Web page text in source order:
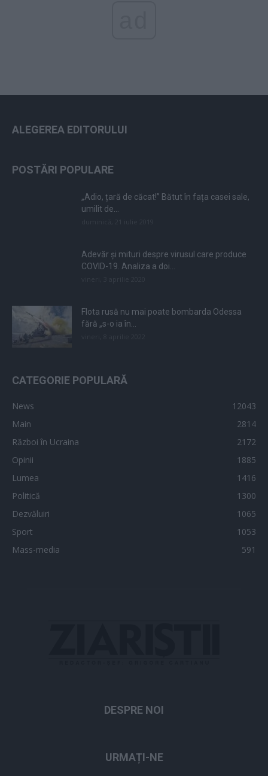
ALEGEREA EDITORULUI
POSTĂRI POPULARE
„Adio, țară de căcat!” Bătut în fața casei sale,
umilit de...
Adevăr și mituri despre virusul care produce
COVID-19. Analiza a doi...
Flota rusă nu mai poate bombarda Odessa
fără „s-o ia în...
CATEGORIE POPULARĂ
News
12043
Main
2814
Război în Ucraina
2172
Opinii
1885
Lumea
1416
Politică
1300
Dezvăluiri
1065
Sport
1053
Mass-media
591
DESPRE NOI
URMAȚI-NE